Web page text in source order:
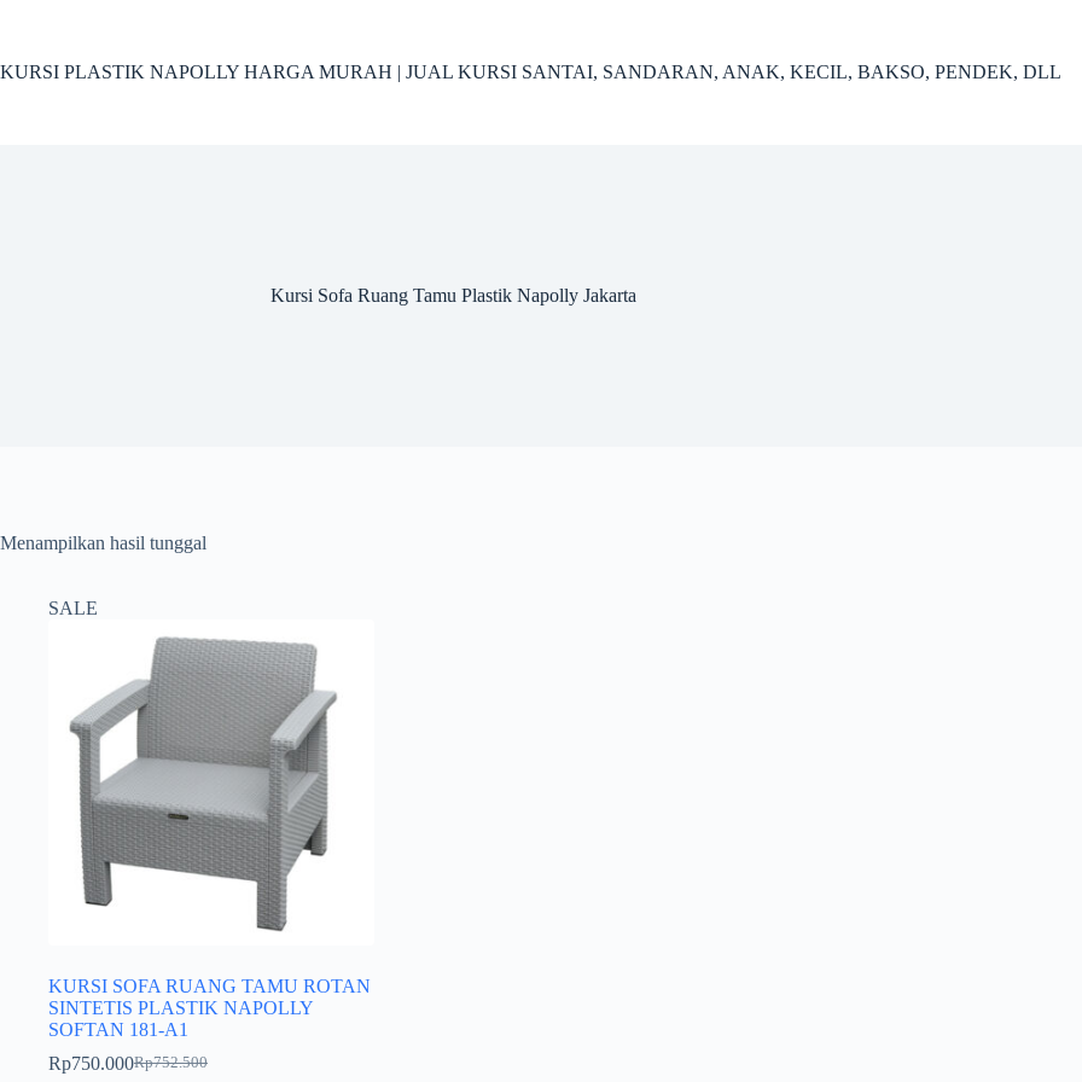
KURSI PLASTIK NAPOLLY HARGA MURAH | JUAL KURSI SANTAI, SANDARAN, ANAK, KECIL, BAKSO, PENDEK, DLL
Kursi Sofa Ruang Tamu Plastik Napolly Jakarta
Menampilkan hasil tunggal
SALE
KURSI SOFA RUANG TAMU ROTAN
SINTETIS PLASTIK NAPOLLY
SOFTAN 181-A1
Rp752.500
Harga
Rp750.000Harga